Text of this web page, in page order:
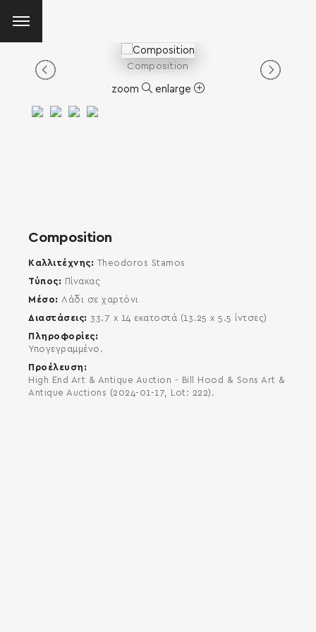
Composition
zoom enlarge
Composition
Καλλιτέχνης
Theodoros Stamos
Τύπος
Πίνακας
Μέσο
Λάδι σε χαρτόνι
Διαστάσεις
33.7 x 14 εκατοστά (13.25 x 5.5 ίντσες)
Πληροφορίες
Υπογεγραμμένο.
Προέλευση
High End Art & Antique Auction - Bill Hood & Sons Art &
Antique Auctions (2024-01-17, Lot: 222).